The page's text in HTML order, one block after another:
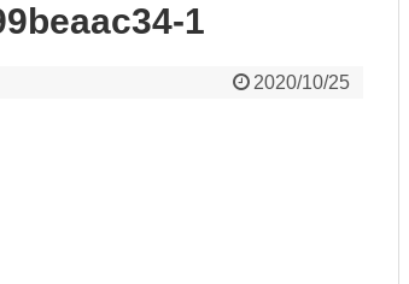
1
2020/10/25